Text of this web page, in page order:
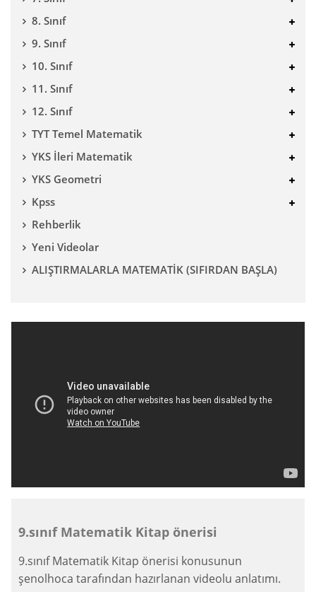
8. Sınıf
9. Sınıf
10. Sınıf
11. Sınıf
12. Sınıf
TYT Temel Matematik
YKS İleri Matematik
YKS Geometri
Kpss
Rehberlik
Yeni Videolar
ALIŞTIRMALARLA MATEMATİK (SIFIRDAN BAŞLA)
9.sınıf Matematik Kitap önerisi
9.sınıf Matematik Kitap önerisi konusunun
şenolhoca tarafından hazırlanan videolu anlatımı.